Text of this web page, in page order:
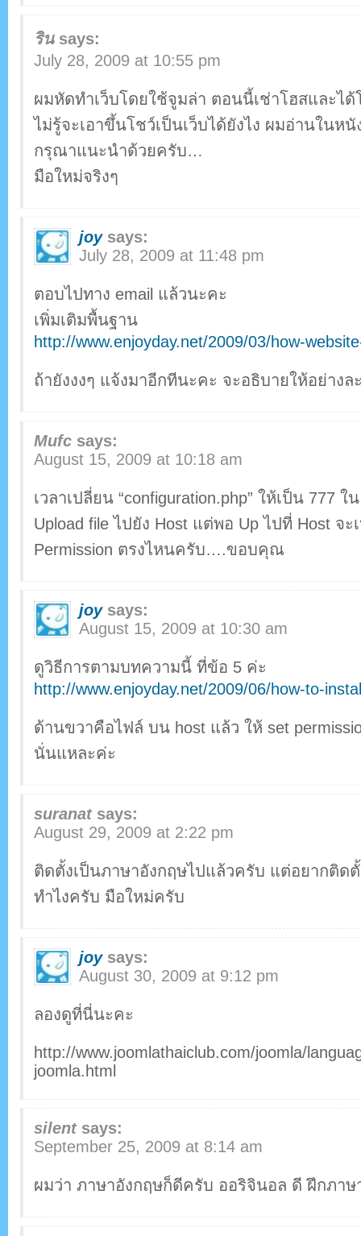
ริน says:
July 28, 2009 at 10:55 pm
ผมหัดทำเว็บโดยใช้จูมล่า ตอนนี้เช่าโฮสและไ
ไม่รู้จะเอาขึ้นโชว์เป็นเว็บได้ยังไง ผมอ่านในห
กรุณาแนะนำด้วยครับ…
มือใหม่จริงๆ
joy says:
July 28, 2009 at 11:48 pm
ตอบไปทาง email แล้วนะคะ
เพิ่มเติมพื้นฐาน
http://www.enjoyday.net/2009/03/how-
ถ้ายังงงๆ แจ้งมาอีกทีนะคะ จะอธิบายให้อย่างล
Mufc says:
August 15, 2009 at 10:18 am
เวลาเปลี่ยน “configuration.php” ให้เป็น 777 ใ
Upload file ไปยัง Host แต่พอ Up ไปที่ Host จะ
Permission ตรงไหนครับ….ขอบคุณ
joy says:
August 15, 2009 at 10:30 am
ดูวิธีการตามบทความนี้ ที่ข้อ 5 ค่ะ
http://www.enjoyday.net/2009/06/how-to-
ด้านขวาคือไฟล์ บน host แล้ว ให้ set
นั่นแหละค่ะ
suranat says:
August 29, 2009 at 2:22 pm
ติดตั้งเป็นภาษาอังกฤษไปแล้วครับ แต่อยากติด
ทำไงครับ มือใหม่ครับ
joy says:
August 30, 2009 at 9:12 pm
ลองดูที่นี่นะคะ
http://www.joomlathaiclub.com/joomla/
joomla.html
silent says:
September 25, 2009 at 8:14 am
ผมว่า ภาษาอังกฤษก็ดีครับ ออริจินอล ดี ฝึกภาษ